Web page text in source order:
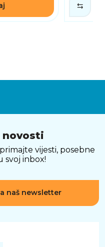
novosti
vijesti, posebne
svoj inbox!
naš newsletter